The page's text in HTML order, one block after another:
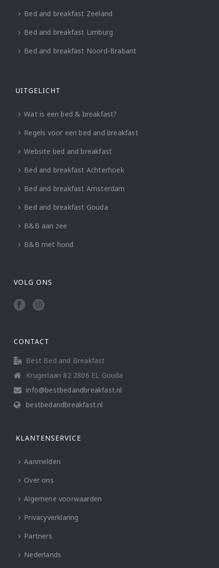
Bed and breakfast Zeeland
Bed and breakfast Limburg
Bed and breakfast Noord-Brabant
UITGELICHT
Wat is een bed & breakfast?
Regels voor een bed and breakfast
Website bed and breakfast
Bed and breakfast Achterhoek
Bed and breakfast Amsterdam
Bed and breakfast Gouda
B&B aan zee
B&B met hond
VOLG ONS
CONTACT
Best Bed and Breakfast
Krugerlaan 82 2806 EL Gouda
info@bestbedandbreakfast.nl
bestbedandbreakfast.nl
KLANTENSERVICE
Aanmelden
Over ons
Algemene voorwaarden
Privacyverklaring
Partners
Nederlands